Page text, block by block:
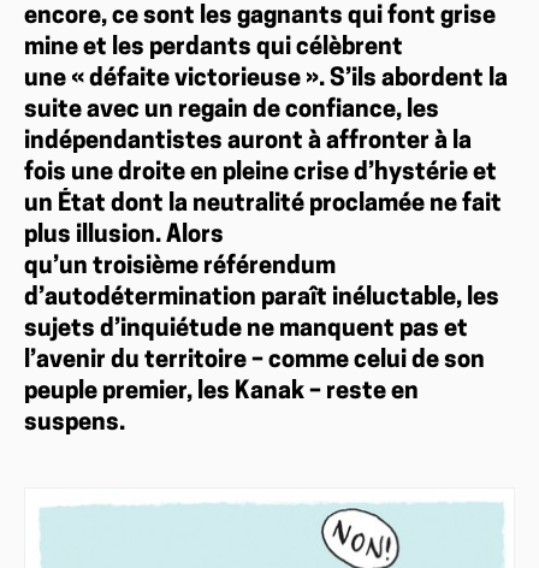
encore, ce sont les gagnants qui font grise
mine et les perdants qui célèbrent
une « défaite victorieuse ». S’ils abordent la
suite avec un regain de confiance, les
indépendantistes auront à affronter à la
fois une droite en pleine crise d’hystérie et
un État dont la neutralité proclamée ne fait
plus illusion. Alors
qu’un troisième référendum
d’autodétermination paraît inéluctable, les
sujets d’inquiétude ne manquent pas et
l’avenir du territoire – comme celui de son
peuple premier, les Kanak – reste en
suspens.